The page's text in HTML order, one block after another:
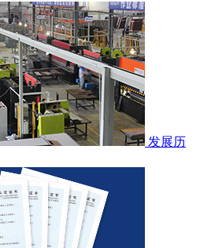
发展历